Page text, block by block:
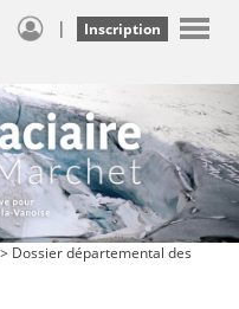
| Inscription
Dossier départemental des